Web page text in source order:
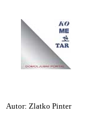
Autor: Zlatko Pinter